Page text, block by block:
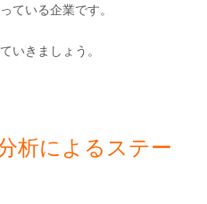
ている企業です。
いきましょう。
析によるステー